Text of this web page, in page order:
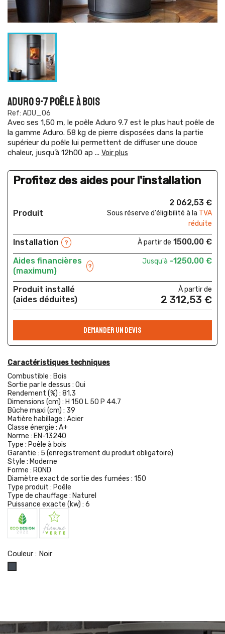
ADURO 9-7 POÊLE À BOIS
Ref: ADU_06
Avec ses 1,50 m, le poêle Aduro 9.7 est le plus haut poêle de
la gamme Aduro. 58 kg de pierre disposées dans la partie
supérieur du poêle lui permettent de diffuser une douce
chaleur, jusqu’à 12h00 ap ... Voir plus
Profitez des aides pour l'installation
Produit
2 062,53 €
Sous réserve d'éligibilité à la TVA
réduite
Installation ? À partir de 1500,00 €
Aides financières
(maximum)
?
Jusqu'à -1250,00 €
Produit installé
(aides déduites)
À partir de
2 312,53 €
DEMANDER UN DEVIS
Caractéristiques techniques
Combustible : Bois
Sortie par le dessus : Oui
Rendement (%) : 81.3
Dimensions (cm) : H 150 L 50 P 44.7
Bûche maxi (cm) : 39
Matière habillage : Acier
Classe énergie : A+
Norme : EN-13240
Type : Poêle à bois
Garantie : 5 (enregistrement du produit obligatoire)
Style : Moderne
Forme : ROND
Diamètre exact de sortie des fumées : 150
Type produit : Poêle
Type de chauffage : Naturel
Puissance exacte (kw) : 6
Couleur : Noir